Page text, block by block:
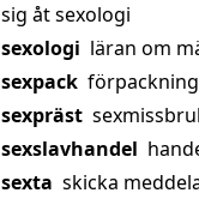
sig åt sexologi
sexologi läran om
sexpack
sexpräst
sexslavhandel
sexta skicka